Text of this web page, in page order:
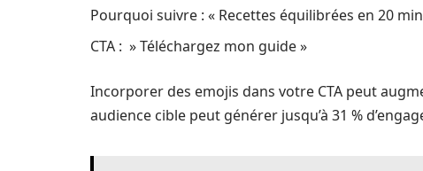
Pourquoi suivre : « Recettes équilibrées en 20
CTA : » Téléchargez mon guide »
Incorporer des emojis dans votre CTA peut
audience cible peut générer jusqu’à 31 %